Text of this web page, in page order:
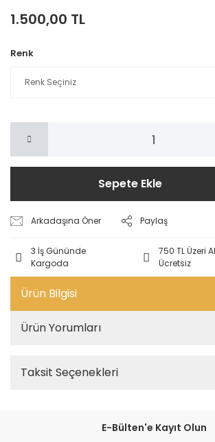
1.500,00 TL
Renk
Sepete Ekle
Arkadaşına Öner Paylaş
3 İş Gününde
Kargoda
750 TL Üzeri
Ücretsiz
Ürün Bilgisi
Ürün Yorumları
Taksit Seçenekleri
E-Bülten'e Kayıt Olun